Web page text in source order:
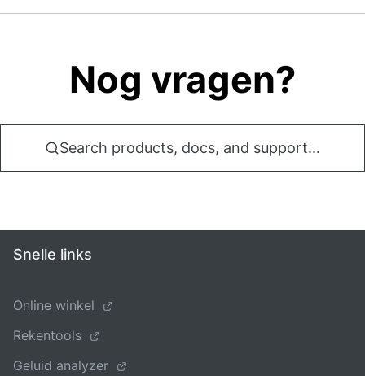
Nog vragen?
Search products, docs, and support...
Snelle links
Online winkel
Rekentools
Geluid analyzer